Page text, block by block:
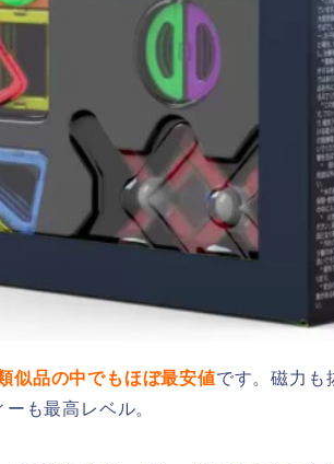
似品の中でもほぼ最安値です。磁力も
も最高レベル。